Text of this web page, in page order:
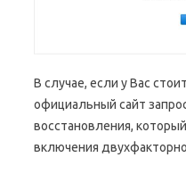
В случае, если у Вас
официальный сайт
восстановления,
включения